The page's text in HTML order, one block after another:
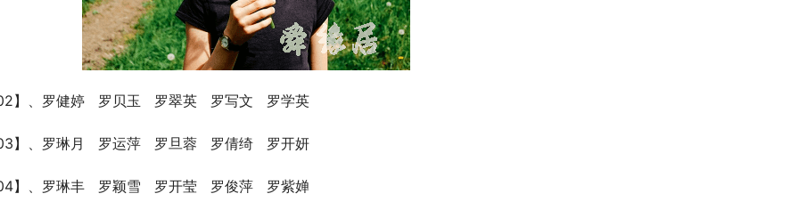
02】、罗健婷   罗贝玉   罗翠英   罗写文   罗学英
03】、罗琳月   罗运萍   罗旦蓉   罗倩绮   罗开妍
04】、罗琳丰   罗颖雪   罗开莹   罗俊萍   罗紫婵